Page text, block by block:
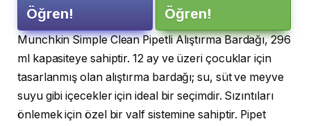
Öğren!
Öğren!
Munchkin Simple Clean Pipetli Alıştırma Bardağı, 296
ml kapasiteye sahiptir. 12 ay ve üzeri çocuklar için
tasarlanmış olan alıştırma bardağı; su, süt ve meyve
suyu gibi içecekler için ideal bir seçimdir. Sızıntıları
önlemek için özel bir valf sistemine sahiptir. Pipet